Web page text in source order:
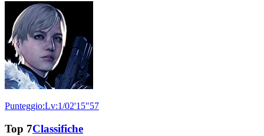
Punteggio:Lv:1/02'15"57
Top 7Classifiche